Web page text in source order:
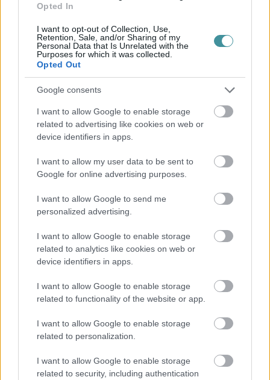
Opted In
I want to opt-out of Collection, Use,
Retention, Sale, and/or Sharing of my
Personal Data that Is Unrelated with the
Purposes for which it was collected.
Opted Out
Google consents
I want to allow Google to enable storage
related to advertising like cookies on web or
device identifiers in apps.
I want to allow my user data to be sent to
Google for online advertising purposes.
I want to allow Google to send me
personalized advertising.
I want to allow Google to enable storage
related to analytics like cookies on web or
device identifiers in apps.
I want to allow Google to enable storage
related to functionality of the website or app.
I want to allow Google to enable storage
related to personalization.
I want to allow Google to enable storage
related to security, including authentication
- Második elemként a hulladéklerakók felszámolására tavasszal
magánszemélyek, baráti társaságok, civilszervezetek, intézmények
csatlakozását, illetve Komlósi meginvitálta Eger önkormányzati
képviselőit is egy jó hangulatú szemétszedésre.
majd lecsapni a szemetelőkre, ehhez azonban újfent a lakosság
segítségét kérte Komlósi. Az önkormányzat emberei ugyanis nem
tudják folyamatosan Eger teljes területét ellenőrizni, így fontosak a
lakossági jelzések, bejelentések a szemetelők elleni harcban.
(Képek: TV Eger)
Ne maradjon le a legfrissebb hírekről, kövessen bennünket az
Vissza a főoldalra
Legfrissebb híreink
A gyakornoki munka: lehetőségek és kihívások a
2026. augusztus 09|Promóció